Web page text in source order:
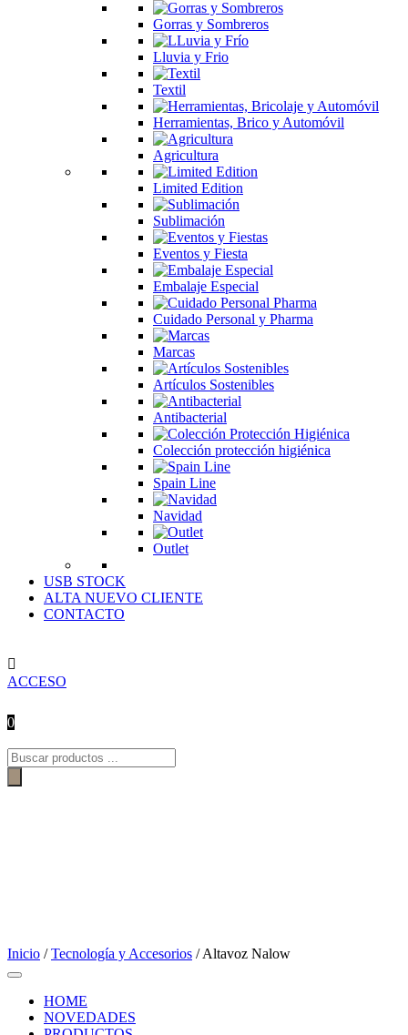
Gorras y Sombreros
Lluvia y Frio
Textil
Herramientas, Brico y Automóvil
Agricultura
Limited Edition
Sublimación
Eventos y Fiesta
Embalaje Especial
Cuidado Personal y Pharma
Marcas
Artículos Sostenibles
Antibacterial
Colección protección higiénica
Spain Line
Navidad
Outlet
USB STOCK
ALTA NUEVO CLIENTE
CONTACTO

ACCESO
0
Búsqueda
de
productos
Inicio /Tecnología y Accesorios / Altavoz Nalow
HOME
NOVEDADES